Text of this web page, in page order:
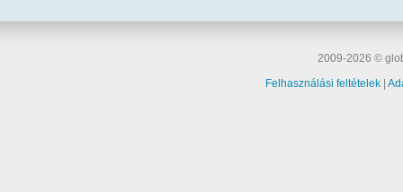
2009-2026 ©
Felhasználási feltételek